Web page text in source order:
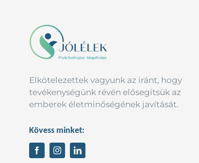
Elkötelezettek vagyunk az iránt, hogy
tevékenységünk révén elősegítsük az
emberek életminőségének javítását.
Kövess minket: